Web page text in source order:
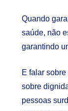
Quando
saúde, não
garantindo
E falar
sobre
pessoas